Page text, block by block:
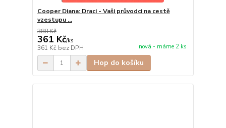
Cooper Diana: Draci - Vaši průvodci na cestě
vzestupu ...
388 Kč
361 Kč/ks
361 Kč bez DPH nová - máme 2 ks
Hop do košíku